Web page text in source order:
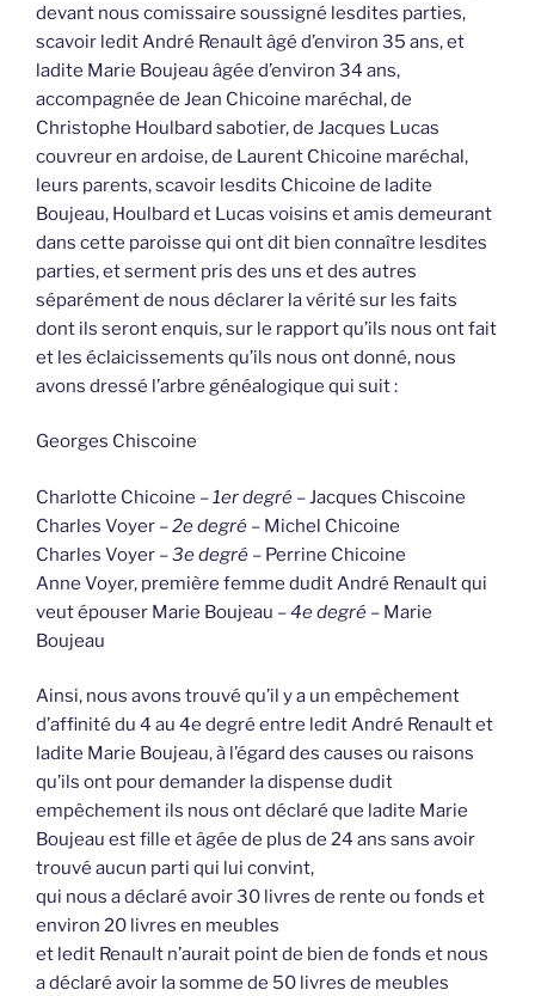
devant nous comissaire soussigné lesdites parties,
scavoir ledit André Renault âgé d’environ 35 ans, et
ladite Marie Boujeau âgée d’environ 34 ans,
accompagnée de Jean Chicoine maréchal, de
Christophe Houlbard sabotier, de Jacques Lucas
couvreur en ardoise, de Laurent Chicoine maréchal,
leurs parents, scavoir lesdits Chicoine de ladite
Boujeau, Houlbard et Lucas voisins et amis demeurant
dans cette paroisse qui ont dit bien connaître lesdites
parties, et serment pris des uns et des autres
séparément de nous déclarer la vérité sur les faits
dont ils seront enquis, sur le rapport qu’ils nous ont fait
et les éclaicissements qu’ils nous ont donné, nous
avons dressé l’arbre généalogique qui suit :
Georges Chiscoine
Charlotte Chicoine –1er degré – Jacques Chiscoine
Charles Voyer –2e degré – Michel Chicoine
Charles Voyer –3e degré – Perrine Chicoine
Anne Voyer, première femme dudit André Renault qui
veut épouser Marie Boujeau –4e degré – Marie
Boujeau
Ainsi, nous avons trouvé qu’il y a un empêchement
d’affinité du 4 au 4e degré entre ledit André Renault et
ladite Marie Boujeau, à l’égard des causes ou raisons
qu’ils ont pour demander la dispense dudit
empêchement ils nous ont déclaré que ladite Marie
Boujeau est fille et âgée de plus de 24 ans sans avoir
trouvé aucun parti qui lui convint,
qui nous a déclaré avoir 30 livres de rente ou fonds et
environ 20 livres en meubles
et ledit Renault n’aurait point de bien de fonds et nous
a déclaré avoir la somme de 50 livres de meubles